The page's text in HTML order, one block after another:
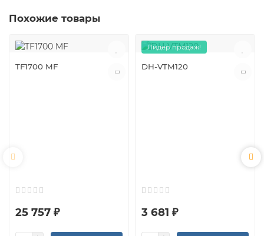
Похожие товары
TF1700 MF
25 757 ₽
Лидер продаж!
DH-VTM120
3 681 ₽